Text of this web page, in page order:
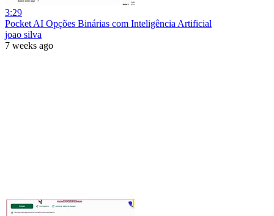
3:29
Pocket AI Opções Binárias com Inteligência Artificial
joao silva
7 weeks ago